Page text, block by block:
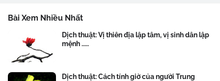
Bài Xem Nhiều Nhất
Dịch thuật: Vị thiên địa lập tâm, vị sinh dân lập
mệnh .....
Dịch thuật: Cách tính giờ của người Trung